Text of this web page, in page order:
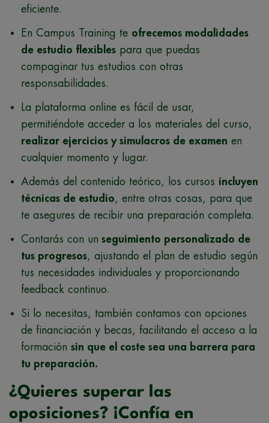
eficiente.
En Campus Training te ofrecemos modalidades
de estudio flexibles para que puedas
compaginar tus estudios con otras
responsabilidades.
La plataforma online es fácil de usar,
permitiéndote acceder a los materiales del curso,
realizar ejercicios y simulacros de examen en
cualquier momento y lugar.
Además del contenido teórico, los cursos incluyen
técnicas de estudio, entre otras cosas, para que
te asegures de recibir una preparación completa.
Contarás con un seguimiento personalizado de
tus progresos, ajustando el plan de estudio según
tus necesidades individuales y proporcionando
feedback continuo.
Si lo necesitas, también contamos con opciones
de financiación y becas, facilitando el acceso a la
formación sin que el coste sea una barrera para
tu preparación.
¿Quieres superar las
oposiciones? ¡Confía en